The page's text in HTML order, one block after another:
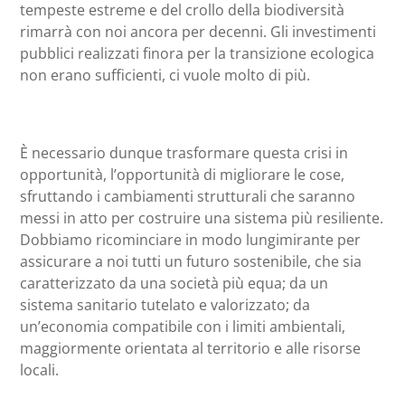
tempeste estreme e del crollo della biodiversità
rimarrà con noi ancora per decenni. Gli investimenti
pubblici realizzati finora per la transizione ecologica
non erano sufficienti, ci vuole molto di più.
È necessario dunque trasformare questa crisi in
opportunità, l’opportunità di migliorare le cose,
sfruttando i cambiamenti strutturali che saranno
messi in atto per costruire una sistema più resiliente.
Dobbiamo ricominciare in modo lungimirante per
assicurare a noi tutti un futuro sostenibile, che sia
caratterizzato da una società più equa; da un
sistema sanitario tutelato e valorizzato; da
un’economia compatibile con i limiti ambientali,
maggiormente orientata al territorio e alle risorse
locali.